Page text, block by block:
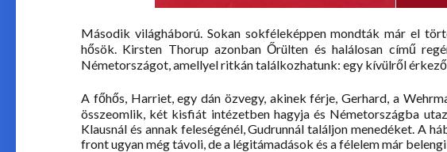
Második világháború. Sokan sokféleképpen mondták már el
hősök. Kirsten Thorup azonban Őrülten és halálosan című
Németországot, amellyel ritkán találkozhatunk: egy kívülről
A főhős, Harriet, egy dán özvegy, akinek férje, Gerhard, a
összeomlik, két kisfiát intézetben hagyja és Németországba
Klausnál és annak feleségénél, Gudrunnál találjon menedéket. A
front ugyan még távoli, de a légitámadások és a félelem már